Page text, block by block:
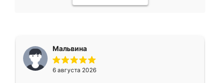
Мальвина
6 августа 2026